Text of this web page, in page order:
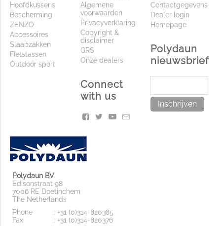
Hoofdkussens
Bescherming
ZENZO
Accessoires
Slaapzakken
Fietstassen
Outdoor sport
Algemene
voorwaarden
Privacyverklaring
Copyright &
disclaimer
GRS
Onze dealers
Connect
with us
Contactgegevens
Dealer login
Homepage
Polydaun
nieuwsbrief
Inschrijven
Polydaun BV
Edisonstraat 98
7006 RE Doetinchem
The Netherlands
Phone
Fax
: +31 (0)314-820385
: +31 (0)314-820376